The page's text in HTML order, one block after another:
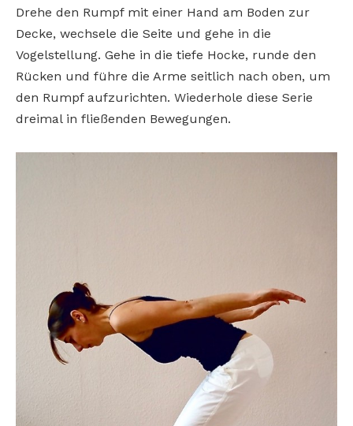
Drehe den Rumpf mit einer Hand am Boden zur
Decke, wechsele die Seite und gehe in die
Vogelstellung. Gehe in die tiefe Hocke, runde den
Rücken und führe die Arme seitlich nach oben, um
den Rumpf aufzurichten. Wiederhole diese Serie
dreimal in fließenden Bewegungen.